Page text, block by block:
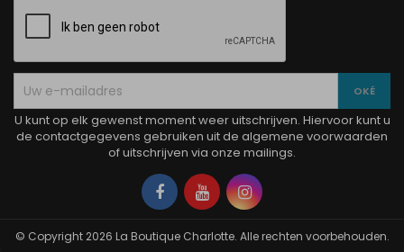
U kunt op elk gewenst moment weer uitschrijven. Hiervoor kunt u
de contactgegevens gebruiken uit de algemene voorwaarden
of uitschrijven via onze mailings.
Facebook
YouTubeInstagram
© Copyright 2026 La Boutique Charlotte. Alle rechten voorbehouden.